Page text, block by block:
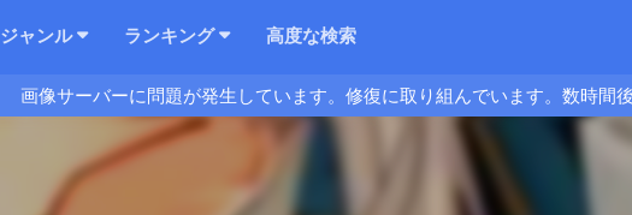
ジャンル ランキング 高度な検索
画像サーバーに問題が発生しています。修復に取り組んでいます。数時間